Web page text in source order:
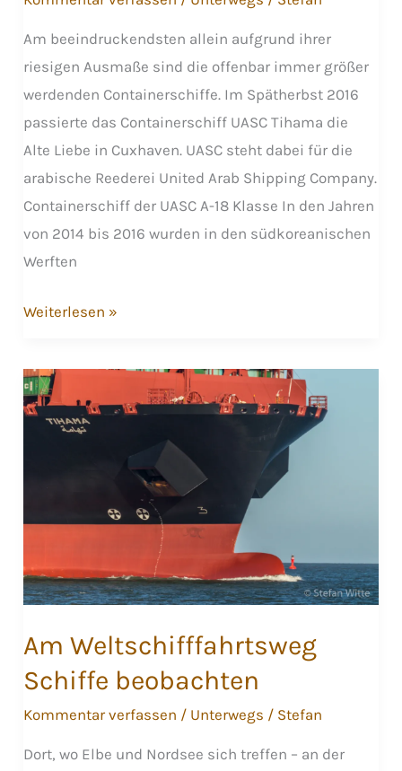
Am beeindruckendsten allein aufgrund ihrer
riesigen Ausmaße sind die offenbar immer größer
werdenden Containerschiffe. Im Spätherbst 2016
passierte das Containerschiff UASC Tihama die
Alte Liebe in Cuxhaven. UASC steht dabei für die
arabische Reederei United Arab Shipping Company.
Containerschiff der UASC A-18 Klasse In den Jahren
von 2014 bis 2016 wurden in den südkoreanischen
Werften
Containerschiff
Tihama
Weiterlesen »
Am Weltschifffahrtsweg
Schiffe beobachten
Kommentar verfassen / Unterwegs / Stefan
Dort, wo Elbe und Nordsee sich treffen – an der